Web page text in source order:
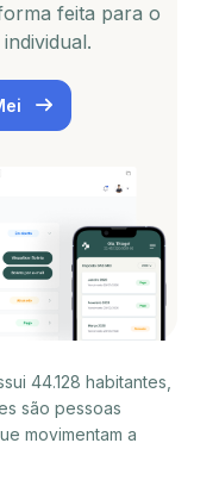
feita para o
44.128 habitantes,
são pessoas
movimentam a